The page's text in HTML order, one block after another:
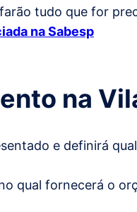
tudo que for
na Sabesp
na
e definirá
qual fornecerá o